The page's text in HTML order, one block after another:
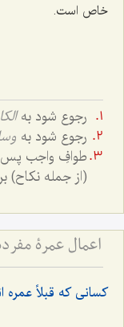
خاص است.
رجوع شود به
رجوع شود به
طوافِ واجب پس
(از جمله
کسانی که قبلاً عمره